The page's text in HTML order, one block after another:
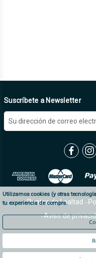
Suscríbete a Newsletter
ó
c
r
Puntos de Lealtad
Aviso de
Desarrollado
Impulsora.com
Utilizamos cookies (y otras
tu experiencia de compra.